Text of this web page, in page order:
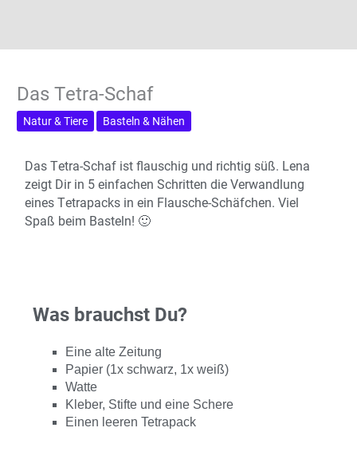
Das Tetra-Schaf
Natur & Tiere Basteln & Nähen
Das Tetra-Schaf ist flauschig und richtig süß. Lena
zeigt Dir in 5 einfachen Schritten die Verwandlung
eines Tetrapacks in ein Flausche-Schäfchen. Viel
Spaß beim Basteln! 🙂
Was brauchst Du?
Eine alte Zeitung
Papier (1x schwarz, 1x weiß)
Watte
Kleber, Stifte und eine Schere
Einen leeren Tetrapack